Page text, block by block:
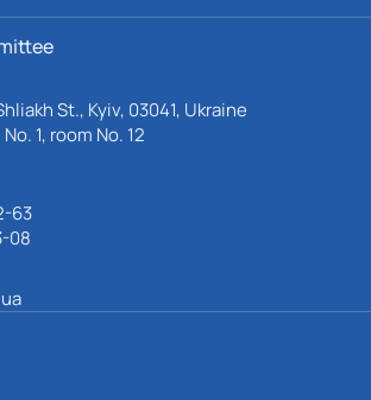
St., Kyiv, 03041, Ukraine
1, room No. 12
63
08